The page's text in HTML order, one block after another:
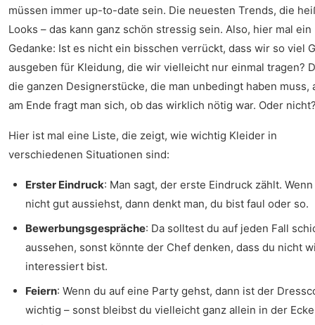
müssen immer up-to-date sein. Die neuesten Trends, die
Looks – das kann ganz schön stressig sein. Also, hier mal ein
Gedanke: Ist es nicht ein bisschen verrückt, dass wir so viel
ausgeben für Kleidung, die wir vielleicht nur einmal tragen?
die ganzen Designerstücke, die man unbedingt haben muss,
am Ende fragt man sich, ob das wirklich nötig war. Oder
Hier ist mal eine Liste, die zeigt, wie wichtig Kleider in
verschiedenen Situationen sind:
Erster Eindruck: Man sagt, der erste Eindruck zählt.
nicht gut aussiehst, dann denkt man, du bist faul oder so.
Bewerbungsgespräche: Da solltest du auf jeden Fall
aussehen, sonst könnte der Chef denken, dass du nicht
interessiert bist.
Feiern: Wenn du auf eine Party gehst, dann ist der
wichtig – sonst bleibst du vielleicht ganz allein in der Ecke